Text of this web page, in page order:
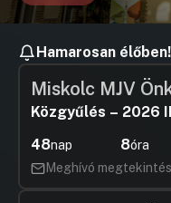
Hamarosan élőben!
Miskolc MJV
Közgyűlés – 2026
48nap 8óra
Meghívó